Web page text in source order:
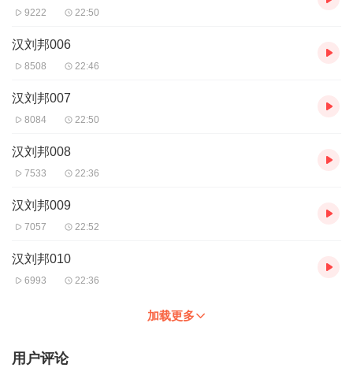
9222 22:50
汉刘邦006
8508 22:46
汉刘邦007
8084 22:50
汉刘邦008
7533 22:36
汉刘邦009
7057 22:52
汉刘邦010
6993 22:36
加载更多
用户评论